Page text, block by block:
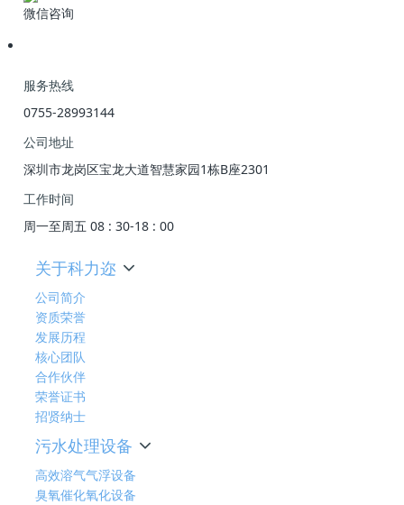
微信咨询
服务热线
0755-28993144
公司地址
深圳市龙岗区宝龙大道智慧家园1栋B座2301
工作时间
周一至周五 08 : 30-18 : 00
关于科力迩
公司简介
资质荣誉
发展历程
核心团队
合作伙伴
荣誉证书
招贤纳士
污水处理设备
高效溶气气浮设备
臭氧催化氧化设备